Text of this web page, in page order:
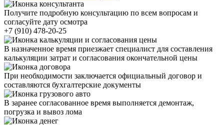
Получите подробную консультацию по всем вопросам и
согласуйте дату осмотра
+7 (910) 478-20-25
В назначенное время приезжает специалист для составления
калькуляции затрат и согласования окончательной цены
При необходимости заключается официальный договор и
составляются бухгалтерские документы
В заранее согласованное время выполняется демонтаж,
погрузка и вывоз лома